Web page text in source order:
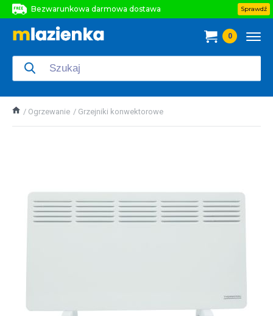
Bezwarunkowa darmowa dostawa
Bezwarunkowa darmowa dostawa
Sprawdź
0
Ogrzewanie Grzejniki konwektorowe